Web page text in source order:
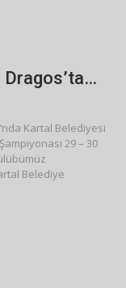
Dragos’ta…
Kartal Belediyesi
29 – 30
Belediye